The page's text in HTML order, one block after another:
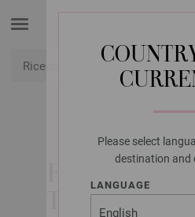
Please select
destination and
LANGUAGE
LANA
FILATI
TRICOTER